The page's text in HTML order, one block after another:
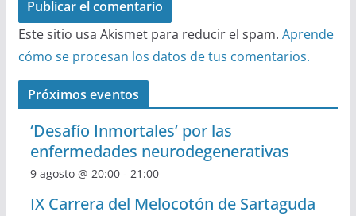
Este sitio usa Akismet para reducir el spam. Aprende
cómo se procesan los datos de tus comentarios.
Próximos eventos
‘Desafío Inmortales’ por las
enfermedades neurodegenerativas
9 agosto @ 20:00- 21:00
IX Carrera del Melocotón de Sartaguda